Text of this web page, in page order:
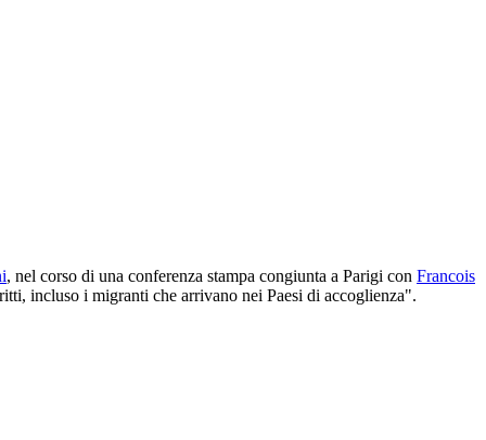
, nel corso di una conferenza stampa congiunta a Parigi con Francois
incluso i migranti che arrivano nei Paesi di accoglienza".